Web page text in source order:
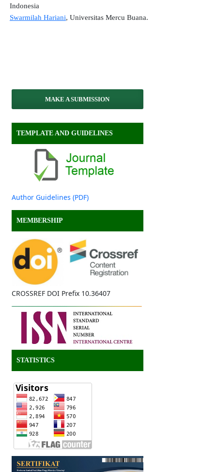
Indonesia
Swarmilah Hariani, Universitas Mercu Buana.
MAKE A SUBMISSION
TEMPLATE AND GUIDELINES
Author Guidelines (PDF)
MEMBERSHIP
CROSSREF DOI Prefix 10.36407
STATISTICS